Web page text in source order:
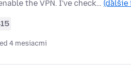
the VPN. I've check… (ďalšie
4 mesiacmi